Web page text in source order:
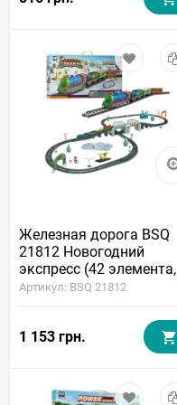
Железная дорога BSQ
21812 Новогодний
экспресс (42 элемента,
длина пути 366 см)
Артикул: BSQ 21812
1 153 грн.